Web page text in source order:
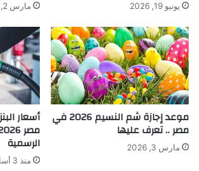
يونيو 19, 2026 مارس 2, 2026
موعد إجازة شم النسيم 2026 في
مصر .. تعرف عليها
مارس 3, 2026
أسعار
الرسمية
منذ 3 أسابيع